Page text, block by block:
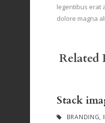
legentibus erat
dolore magna
Related
Stack
BRANDING,